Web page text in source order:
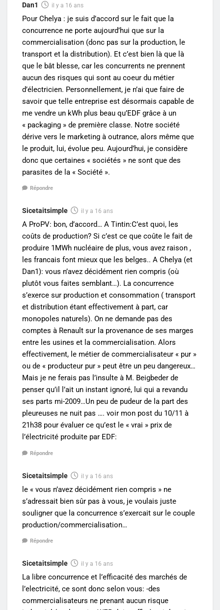
Dan1 il y a 16 ans
Pour Chelya : je suis d’accord sur le fait que la
concurrence ne porte aujourd’hui que sur la
commercialisation (donc pas sur la production, le
transport et la distribution). Et c’est bien là que là
que le bât blesse, car les concurrents ne prennent
aucun des risques qui sont au coeur du métier
d’électricien. Personnellement, je n’ai que faire de
savoir que telle entreprise est désormais capable de
me vendre un kWh plus beau qu’EDF grâce à un
« packaging » de première classe. Notre société
dérive vers le marketing à outrance, alors même que
le produit, lui, évolue peu. Aujourd’hui, je considère
donc que certaines « sociétés » ne sont que des
parasites de la « Société ».
Répondre
Sicetaitsimple il y a 16 ans
A ProPV: bon, d’accord… A Tintin:C’est quoi, les
coûts de production? Si c’est ce que coûte le fait de
produire 1MWh nucléaire de plus, vous avez raison ,
les francais font mieux que les belges.. A Chelya (et
Dan1): vous n’avez décidément rien compris (où
plutôt vous faites semblant…). La concurrence
s’exerce sur production et consommation ( transport
et distribution étant effectivement à part, car
monopoles naturels). On ne demande pas des
comptes à Renault sur la provenance de ses marges
entre les usines et la commercialisation. Alors
effectivement, le métier de commercialisateur « pur »
ou de « producteur pur » peut être un peu dangereux…
Mais je ne ferais pas l’insulte à M. Beigbeder de
penser qu’il l’ait un instant ignoré, lui qui a revandu
ses parts mi-2009…Un peu de pudeur de la part des
pleureuses ne nuit pas …. voir mon post du 10/11 à
21h38 pour évaluer ce qu’est le « vrai » prix de
l’électricité produite par EDF:
Répondre
Sicetaitsimple il y a 16 ans
le « vous n’avez décidément rien compris » ne
s’adressait bien sûr pas à vous, je voulais juste
souligner que la concurrence s’exercait sur le couple
production/commercialisation…
Répondre
Sicetaitsimple il y a 16 ans
La libre concurrence et l’efficacité des marchés de
l’electricité, ce sont donc selon vous: -des
commercialisateurs ne prenant aucun risque